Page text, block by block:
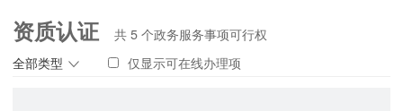
资质认证
全部类型
共5 个政务服务事项可行权
仅显示可在线办理项